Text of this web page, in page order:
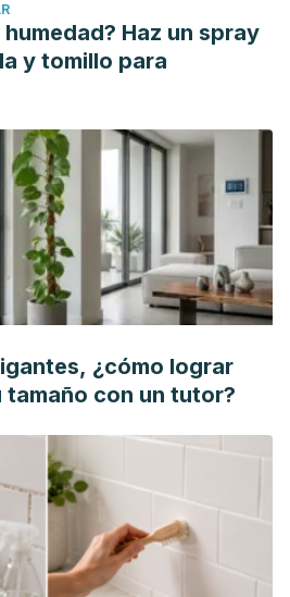
Valdivia-Pacheco. "Prácticas
fluorada en preescolares,
Odontoestomatología
M, Barteik M, Moncunill I, Ponce
en zonas rurales del norte y
de Córdoba, Argentina. Revista
1: 40-48.
Fluoride supplements and fluorosis:
Dent Oral Epidemiol
Manuals [En línea]. 2018 [Fecha de
de 2020]; URL disponible en:
nutricionales/deficiencia-e-
minerales/fl%C3%BAor
Borgel L, Díaz E, Fuchs T, Martin M.
adversos. Rev. Chil. Pediatr;
Haz un spray
y tomillo para
¿cómo lograr
tamaño con un tutor?